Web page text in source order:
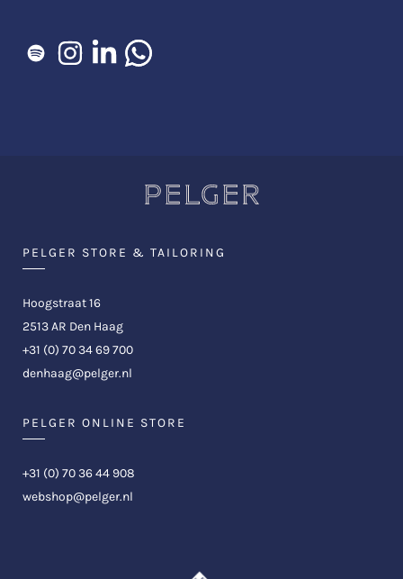
PELGER STORE & TAILORING
Hoogstraat 16
2513 AR Den Haag
+31 (0) 70 34 69 700
denhaag@pelger.nl
PELGER ONLINE STORE
+31 (0) 70 36 44 908
webshop@pelger.nl